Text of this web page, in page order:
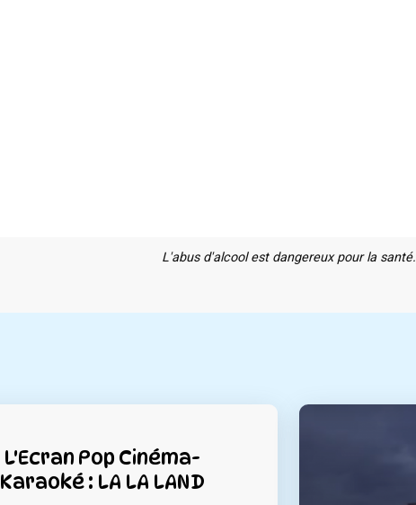
L'abus d'alcool est dangereux pour la santé.
L'Ecran Pop Cinéma-
Karaoké : LA LA LAND